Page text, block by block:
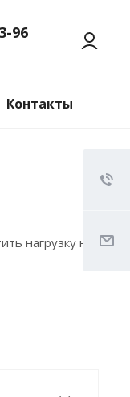
96
Контакты
нагрузку на